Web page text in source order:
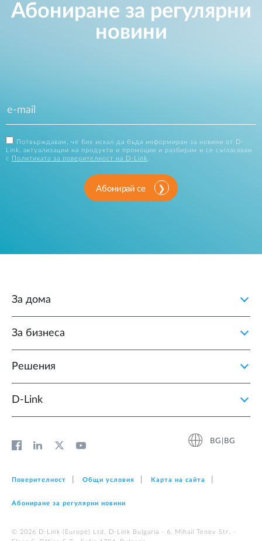
Абониране за регулярни
новини
Потвърждавам, че бих искал да бъда информиран за новини от D-
Link, актуализации на продукти и промоции и разбирам и се съгласявам
с
Политиката за поверителност на D-Link
Абонирай се
За дома
За бизнеса
Решения
D‑Link
BG|BG
Поверителност Общи условия Карта на сайта
Абониране за регулярни новини
© 2026 D‑Link (Europe) Ltd. D-Link Bulgaria - 6, Mihail Tenev Str. -